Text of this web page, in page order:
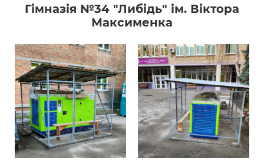
Гімназія №34 "Либідь" ім. Віктора
Максименка